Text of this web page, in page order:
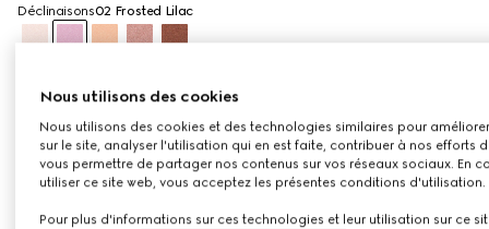
Déclinaisons02 Frosted Lilac
Nous utilisons des cookies
Nous utilisons des cookies et des technologies similaires pour
sur le site, analyser l'utilisation qui en est faite, contribuer à nos efforts
vous permettre de partager nos contenus sur vos réseaux sociaux. En
utiliser ce site web, vous acceptez les présentes conditions d'utilisation.
Pour plus d'informations sur ces technologies et leur utilisation sur ce